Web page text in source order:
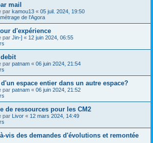
mail
par kamou13 « 05 juil. 2024, 19:50
de l'Agora
d'expérience
par Jin-] « 12 juin 2024, 06:55
par patnam « 06 juin 2024, 21:54
espace entier dans un autre espace?
par patnam « 06 juin 2024, 21:52
de ressources pour les CM2
par Livor « 12 mars 2024, 14:49
vis des demandes d'évolutions et remontée